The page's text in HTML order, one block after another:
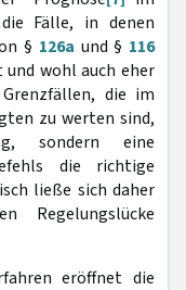
Fälle, in denen
§ 126a und § 116
wohl auch eher
die im
zu werten sind,
sondern eine
die richtige
ließe sich daher
Regelungslücke
eröffnet die